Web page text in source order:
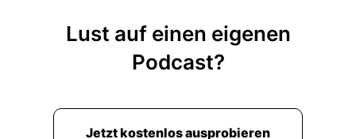
Lust auf einen eigenen
Podcast?
Jetzt kostenlos ausprobieren